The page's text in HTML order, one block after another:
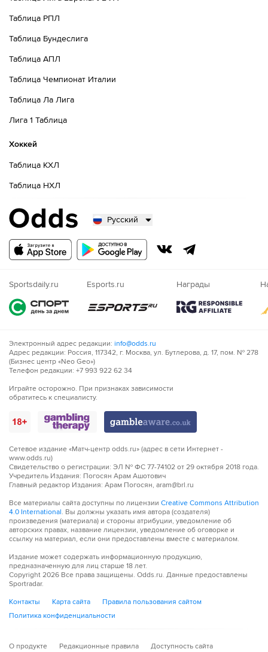
Таблица РПЛ
Таблица Бундеслига
Таблица АПЛ
Таблица Чемпионат Италии
Таблица Ла Лига
Лига 1 Таблица
Хоккей
Таблица КХЛ
Таблица НХЛ
Русский
Русский
Nigeria
Sportsdaily.ru Esports.ru Награды
Электронный адрес редакции: info@odds.ru
Адрес редакции: Россия, 117342, г. Москва, ул. Бутлерова, д. 17, пом. № 278
(Бизнес центр «Neo Geo»)
Телефон редакции: +7 993 922 62 34
Играйте осторожно. При признаках зависимости
обратитесь к специалисту.
Сетевое издание «Матч-центр odds.ru» (адрес в сети Интернет -
www.odds.ru)
Свидетельство о регистрации: ЭЛ № ФС 77-74102 от 29 октября 2018 года.
Учредитель Издания: Погосян Арам Ашотович
Главный редактор Издания: Арам Погосян, aram@brl.ru
Все материалы сайта доступны по лицензии Creative Commons Attribution
4.0 International. Вы должны указать имя автора (создателя)
произведения (материала) и стороны атрибуции, уведомление об
авторских правах, название лицензии, уведомление об оговорке и
ссылку на материал, если они предоставлены вместе с материалом.
Издание может содержать информационную продукцию,
предназначенную для лиц старше 18 лет.
Copyright 2026 Все права защищены. Odds.ru. Данные предоставлены
Sportradar.
Контакты
Карта сайта
Правила пользования сайтом
Политика конфиденциальности
О продукте Редакционные правила Доступность сайта